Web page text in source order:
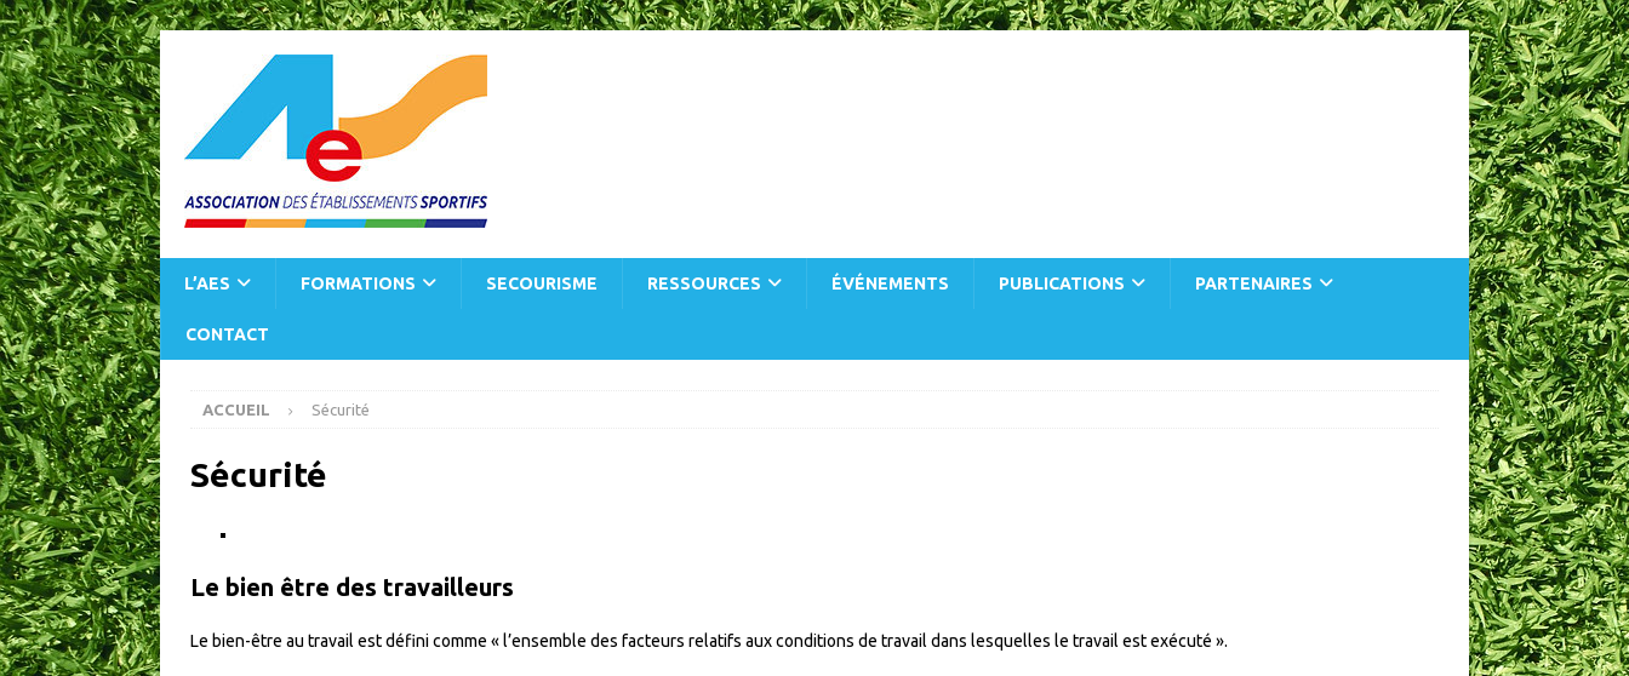
L’AES FORMATIONS SECOURISME RESSOURCES ÉVÉNEMENTS PUBLICATIONS PARTENAIRES
CONTACT
ACCUEIL Sécurité
Sécurité
Le bien être des travailleurs
Le bien-être au travail est défini comme « l’ensemble des facteurs relatifs aux conditions de travail dans lesquelles le travail est exécuté ».